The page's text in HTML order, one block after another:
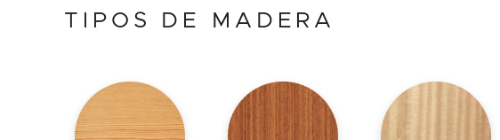
TIPOS DE MADERA